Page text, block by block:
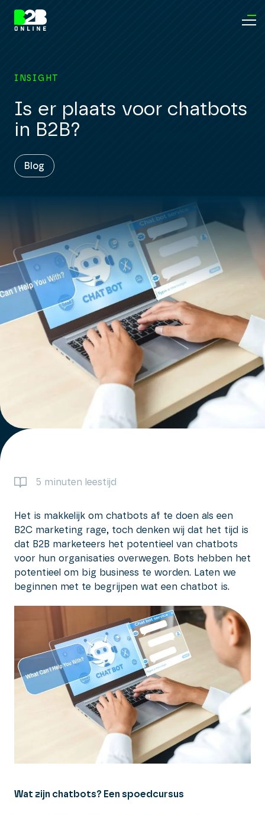
INSIGHT
Is er plaats voor chatbots
in B2B?
Blog
5 minuten leestijd
Het is makkelijk om chatbots af te doen als een
B2C marketing rage, toch denken wij dat het tijd is
dat B2B marketeers het potentieel van chatbots
voor hun organisaties overwegen. Bots hebben het
potentieel om big business te worden. Laten we
beginnen met te begrijpen wat een chatbot is.
Wat zijn chatbots? Een spoedcursus